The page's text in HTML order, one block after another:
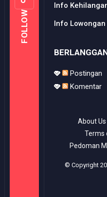
FOLLOW
Info
Info Lowongan
Postingan
Komentar
About Us
Terms
Pedoman
© Copyright